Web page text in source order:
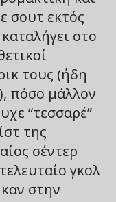
σουτ εκτός
στο
τους (ήδη
πόσο μάλλον
“τεσσαρέ”
της
σέντερ
γκολ
στην